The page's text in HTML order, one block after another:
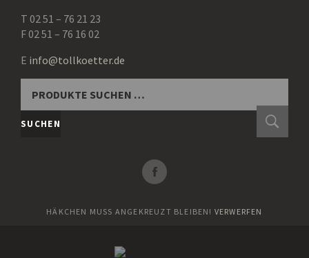
T 02 51 – 76 21 23
F 02 51 – 76 16 02
E info@tollkoetter.de
NACH:
SUCHEN
HÄKCHEN MUSS ANGEKREUZT BLEIBEN! VERWERFEN